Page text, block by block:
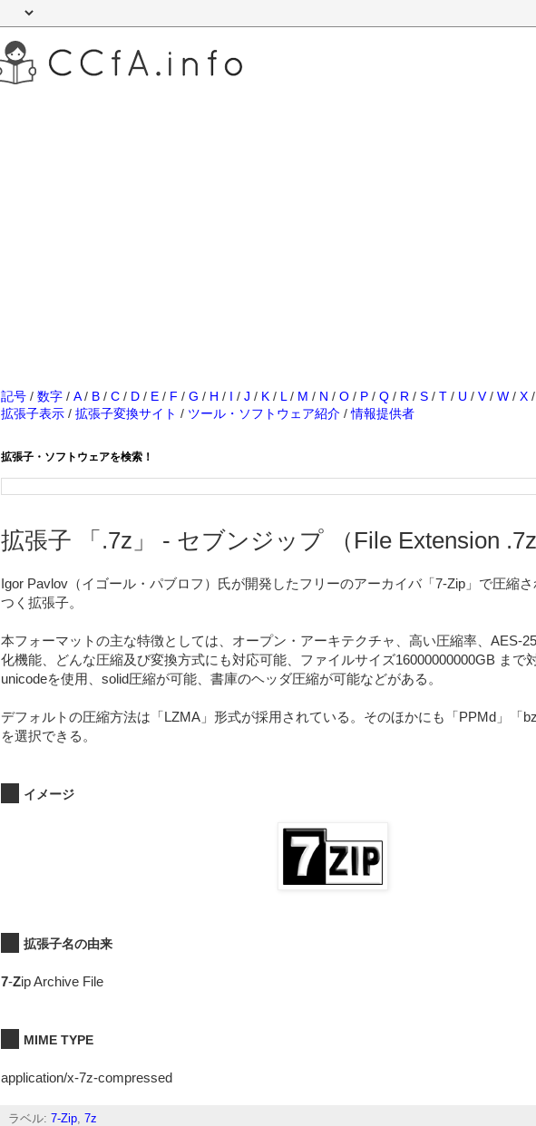
記号 / 数字 / A/ B / C / D / E / F / G / H / I / J / K / L / M / N / O / P / Q / R / S / T / U / V/ W / X
拡張子表示 / 拡張子変換サイト / ツール・ソフトウェア紹介 /情報提供者
拡張子・ソフトウェアを検索！
拡張子 「.7z」 - セブンジップ （File Extension
Igor Pavlov（イゴール・パブロフ）氏が開発したフリーのアーカイバ「7-Zip」で圧縮
つく拡張子。
本フォーマットの主な特徴としては、オープン・アーキテクチャ、高い圧縮率、AES-
化機能、どんな圧縮及び変換方式にも対応可能、ファイルサイズ16000000000GB まで
unicodeを使用、solid圧縮が可能、書庫のヘッダ圧縮が可能などがある。
デフォルトの圧縮方法は「LZMA」形式が採用されている。そのほかにも「PPMd」「
を選択できる。
イメージ
拡張子名の由来
7-Zip Archive File
MIME TYPE
application/x-7z-compressed
ラベル: 7-Zip, 7z